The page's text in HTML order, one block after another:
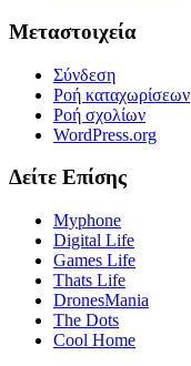
Μεταστοιχεία
Σύνδεση
Ροή καταχωρίσεων
Ροή σχολίων
WordPress.org
Δείτε Επίσης
Myphone
Digital Life
Games Life
Thats Life
DronesMania
The Dots
Cool Home